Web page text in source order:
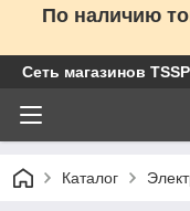
По наличию
Сеть магазинов
Каталог